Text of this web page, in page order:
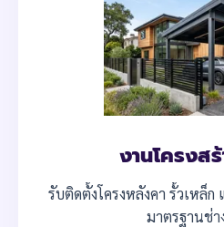
งานโครงส
รับติดตั้งโครงหลังคา รั้วเหล็
มาตรฐานช่